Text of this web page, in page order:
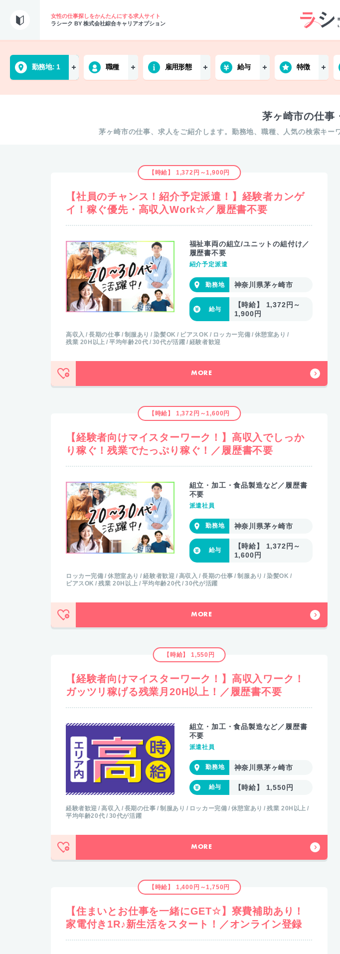
女性の仕事探しをかんたんにする求人サイト
ラシーク BY 株式会社綜合キャリアオプション
勤務地 1 職種 雇用形態 給与 特徴
茅ヶ崎市の仕事
茅ヶ崎市の仕事、求人をご紹介します。勤務地、職種、人気の検索キー
【時給】 1,372円～1,900円
【社員のチャンス！紹介予定派遣！】経験者カンゲ
イ！稼ぐ優先・高収入Work☆／履歴書不要
福祉車両の組立/ユニットの組付け／
履歴書不要
紹介予定派遣
神奈川県茅ヶ崎市
【時給】 1,372円～
1,900円
高収入 長期の仕事 制服あり 染髪OK ピアスOK ロッカー完備
休憩室あり
残業 20H以上
平均年齢20代 30代が活躍 経験者歓迎
MORE
【時給】 1,372円～1,600円
【経験者向けマイスターワーク！】高収入でしっか
り稼ぐ！残業でたっぷり稼ぐ！／履歴書不要
組立・加工・食品製造など／履歴書
不要
派遣社員
神奈川県茅ヶ崎市
【時給】 1,372円～
1,600円
ロッカー完備 休憩室あり 経験者歓迎 高収入 長期の仕事 制服あり
染髪OK
ピアスOK
残業 20H以上 平均年齢20代 30代が活躍
MORE
【時給】 1,550円
【経験者向けマイスターワーク！】高収入ワーク！
ガッツリ稼げる残業月20H以上！／履歴書不要
組立・加工・食品製造など／履歴書
不要
派遣社員
神奈川県茅ヶ崎市
【時給】 1,550円
経験者歓迎 高収入 長期の仕事 制服あり ロッカー完備 休憩室あり
残業 20H以上
平均年齢20代
30代が活躍
MORE
【時給】 1,400円～1,750円
【住まいとお仕事を一緒にGET☆】寮費補助あり！
家電付き1R♪新生活をスタート！／オンライン登録